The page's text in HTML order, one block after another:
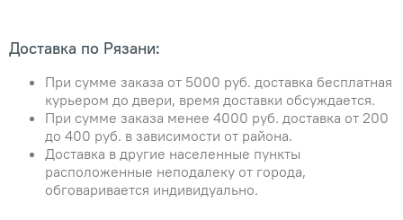
Доставка по Рязани:
При сумме заказа от 5000 руб. доставка бесплатная
курьером до двери, время доставки обсуждается.
При сумме заказа менее 4000 руб. доставка от 200
до 400 руб. в зависимости от района.
Доставка в другие населенные пункты
расположенные неподалеку от города,
обговаривается индивидуально.